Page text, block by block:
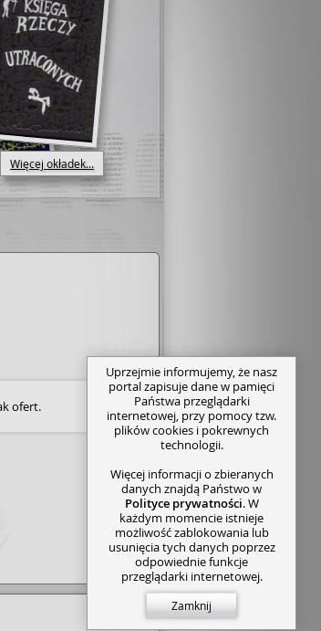
Więcej okładek...
ofert.
Uprzejmie informujemy, że nasz
portal zapisuje dane w pamięci
Państwa przeglądarki
internetowej, przy pomocy tzw.
plików cookies i pokrewnych
technologii.
Więcej informacji o zbieranych
danych znajdą Państwo w
Polityce prywatności. W
każdym momencie istnieje
możliwość zablokowania lub
usunięcia tych danych poprzez
odpowiednie funkcje
przeglądarki internetowej.
Zamknij